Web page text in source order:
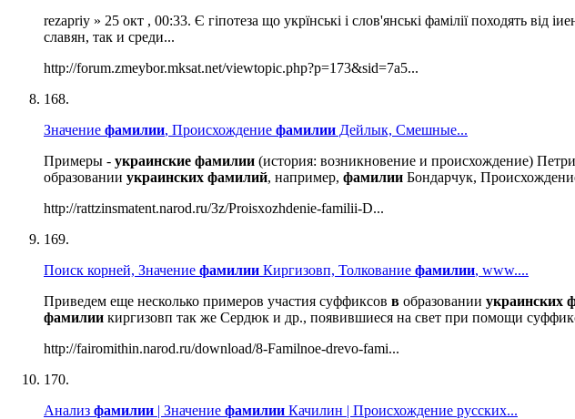
rezapriy » 25 окт , 00:33. Є гіпотеза що укрїнські і слов'янські фамілії походять від
славян, так и среди...
http://forum.zmeybor.mksat.net/viewtopic.php?p=173&sid=7a5...
168.
Значение фамилии, Происхождение фамилии Дейлык, Смешные...
Примеры - украинские фамилии (история: возникновение и происхождение)
образовании украинских фамилий, например, фамилии Бондарчук,
http://rattzinsmatent.narod.ru/3z/Proisxozhdenie-familii-D...
169.
Поиск корней, Значение фамилии Киргизовп, Толкование фамилии, www....
Приведем еще несколько примеров участия суффиксов в образовании украинских
фамилии киргизовп так же Сердюк и др., появившиеся на свет при помощи
http://fairomithin.narod.ru/download/8-Familnoe-drevo-fami...
170.
Анализ фамилии | Значение фамилии Качилин | Происхождение русских...